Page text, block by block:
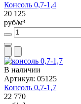
Консоль 0,7-1,4
20 125
руб/м³
В наличии
Артикул: 05125
Консоль 0,7-1,7
22 770